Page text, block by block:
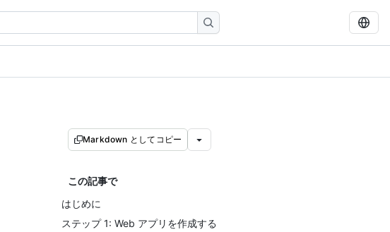
Markdown としてコピー
この記事で
はじめに
ステップ 1: Web アプリを作成する